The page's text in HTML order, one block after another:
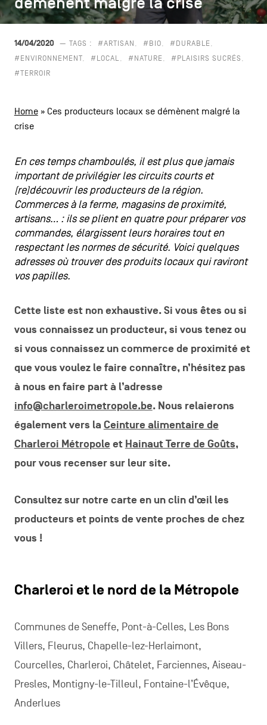
secondaire
FR NL EN
14/04/2020 — TAGS : #ARTISAN #BIO
#DURABLE
#ENVIRONNEMENT
#LOCAL #NATURE
#PLAISIRS SUCRÉS
#TERROIR
Home» Ces producteurs locaux se démènent malgré la
crise
En ces temps chamboulés, il est plus que jamais
important de privilégier les circuits courts et
(re)découvrir les producteurs de la région.
Commerces à la ferme, magasins de proximité,
artisans… : ils se plient en quatre pour préparer vos
commandes, élargissent leurs horaires tout en
respectant les normes de sécurité. Voici quelques
adresses où trouver des produits locaux qui raviront
vos papilles.
Cette liste est non exhaustive. Si vous êtes ou si
vous connaissez un producteur, si vous tenez ou
si vous connaissez un commerce de proximité et
que vous voulez le faire connaître, n’hésitez pas
à nous en faire part à l’adresse
info@charleroimetropole.be. Nous relaierons
également vers la Ceinture alimentaire de
Charleroi Métropole et Hainaut Terre de Goûts,
pour vous recenser sur leur site.
Consultez sur notre carte en un clin d’œil les
producteurs et points de vente proches de chez
vous !
Charleroi et le nord de la Métropole
Communes de Seneffe, Pont-à-Celles, Les Bons
Villers, Fleurus, Chapelle-lez-Herlaimont,
Courcelles, Charleroi, Châtelet, Farciennes, Aiseau-
Presles, Montigny-le-Tilleul, Fontaine-l’Évêque,
Anderlues